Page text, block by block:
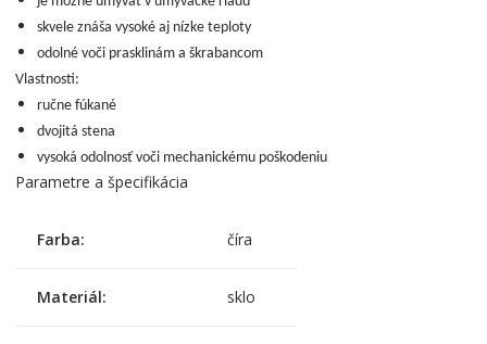
skvele znáša vysoké aj nízke teploty
odolné voči prasklinám a škrabancom
Vlastnosti:
ručne fúkané
dvojitá stena
vysoká odolnosť voči mechanickému poškodeniu
Parametre a špecifikácia
Farba: číra
Materiál: sklo